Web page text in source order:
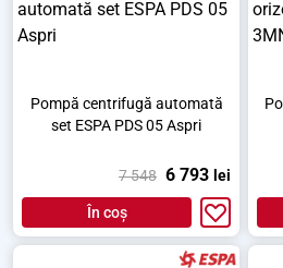
Pompă centrifugă automată
set ESPA PDS 05 Aspri
7 548 6 793 lei
În coș